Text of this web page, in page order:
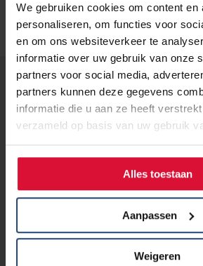
We gebruiken cookies om content en
personaliseren, om functies voor
en om ons websiteverkeer te
informatie over uw gebruik van onze
partners voor social media,
partners kunnen deze gegevens
informatie die u aan ze heeft
verzameld op basis van uw gebruik
Alles toestaan
Aanpassen
Weigeren
Lees verder...